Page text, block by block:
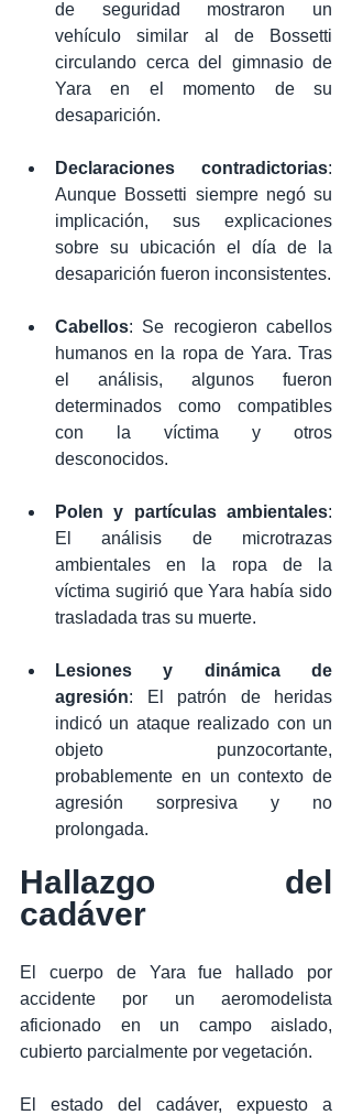
de seguridad mostraron un
vehículo similar al de Bossetti
circulando cerca del gimnasio de
Yara en el momento de su
desaparición.
Declaraciones contradictorias:
Aunque Bossetti siempre negó su
implicación, sus explicaciones
sobre su ubicación el día de la
desaparición fueron inconsistentes.
Cabellos: Se recogieron cabellos
humanos en la ropa de Yara. Tras
el análisis, algunos fueron
determinados como compatibles
con la víctima y otros
desconocidos.
Polen y partículas ambientales:
El análisis de microtrazas
ambientales en la ropa de la
víctima sugirió que Yara había sido
trasladada tras su muerte.
Lesiones y dinámica de
agresión: El patrón de heridas
indicó un ataque realizado con un
objeto punzocortante,
probablemente en un contexto de
agresión sorpresiva y no
prolongada.
Hallazgo del
cadáver
El cuerpo de Yara fue hallado por
accidente por un aeromodelista
aficionado en un campo aislado,
cubierto parcialmente por vegetación.
El estado del cadáver, expuesto a